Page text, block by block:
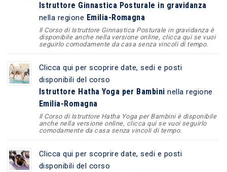
Istruttore Ginnastica Posturale in gravidanza
nella regione Emilia-Romagna
Il Corso di Istruttore Ginnastica Posturale in gravidanza è
disponibile anche nella versione online, clicca qui se vuoi
seguirlo comodamente da casa senza vincoli di tempo.
Clicca qui per scoprire date, sedi e posti
disponibili del corso
Istruttore Hatha Yoga per Bambini nella regione
Emilia-Romagna
Il Corso di Istruttore Hatha Yoga per Bambini è disponibile
anche nella versione online, clicca qui se vuoi seguirlo
comodamente da casa senza vincoli di tempo.
Clicca qui per scoprire date, sedi e posti
disponibili del corso